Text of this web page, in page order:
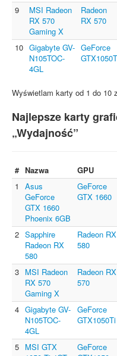
9
MSI Radeon
RX 570
Gaming X
Radeon
RX 570
10 Gigabyte GV-
N105TOC-
4GL
GeForce
Wyświetlam karty od 1 do 10
Najlepsze karty
„Wydajność”
# Nazwa GPU
1
Asus
GeForce
GTX 1660
Phoenix 6GB
GeForce
GTX 1660
2 Sapphire
Radeon RX
580
Radeon RX
580
3 MSI Radeon
RX 570
Gaming X
Radeon RX
570
4 Gigabyte GV-
N105TOC-
4GL
GeForce
GTX1050Ti
5 MSI GTX
GeForce